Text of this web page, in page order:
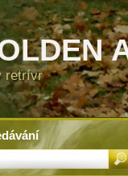
retrívr